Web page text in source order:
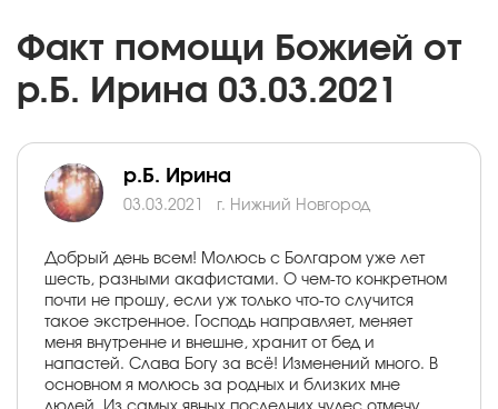
Факт помощи Божией от
р.Б. Ирина 03.03.2021
р.Б. Ирина
03.03.2021 г. Нижний Новгород
Добрый день всем! Молюсь с Болгаром уже лет
шесть, разными акафистами. О чем-то конкретном
почти не прошу, если уж только что-то случится
такое экстренное. Господь направляет, меняет
меня внутренне и внешне, хранит от бед и
напастей. Слава Богу за всё! Изменений много. В
основном я молюсь за родных и близких мне